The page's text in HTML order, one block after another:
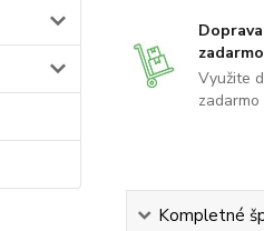
zadarmo
Využite
zadarmo
Kompletné